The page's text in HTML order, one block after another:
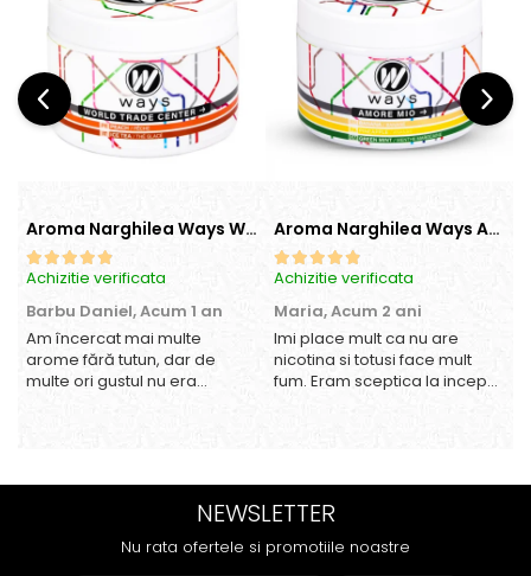
Aroma Narghilea Ways World Trade Center - Piersica cu Ice Tea, 200gr
Achizitie verificata
Barbu Daniel,Acum 1 an
Am încercat mai multe
arome fără tutun, dar de
multe ori gustul nu era
sesiunii. Chiar dacă nu
conține tutun, senzația este la
Aroma Narghilea Ways Amore - Banana, Ananas si Menta, 200gr
Achizitie verificata
Maria,Acum 2 ani
Imi place mult ca nu are
nicotina si totusi face mult
fum. Eram sceptica la inceput,
camera de tutun sau tigara.
NEWSLETTER
Nu rata ofertele si promotiile noastre